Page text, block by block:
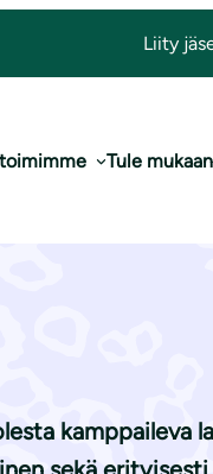
Liity
Tule mukaan
kamppaileva